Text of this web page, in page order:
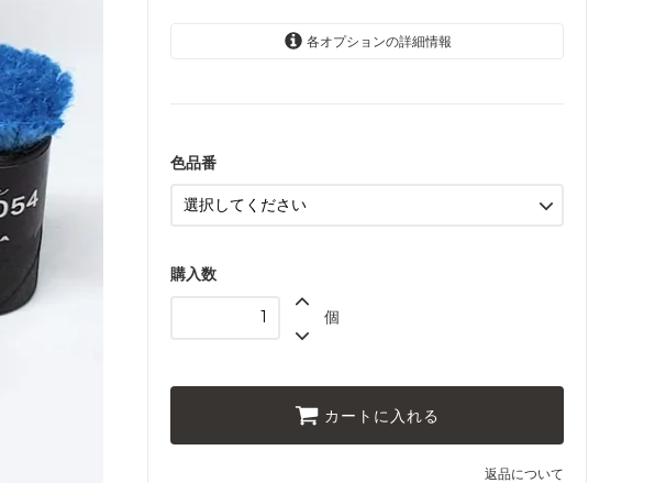
各オプションの詳細情報
色品番
購入数
個
カートに入れる
返品について